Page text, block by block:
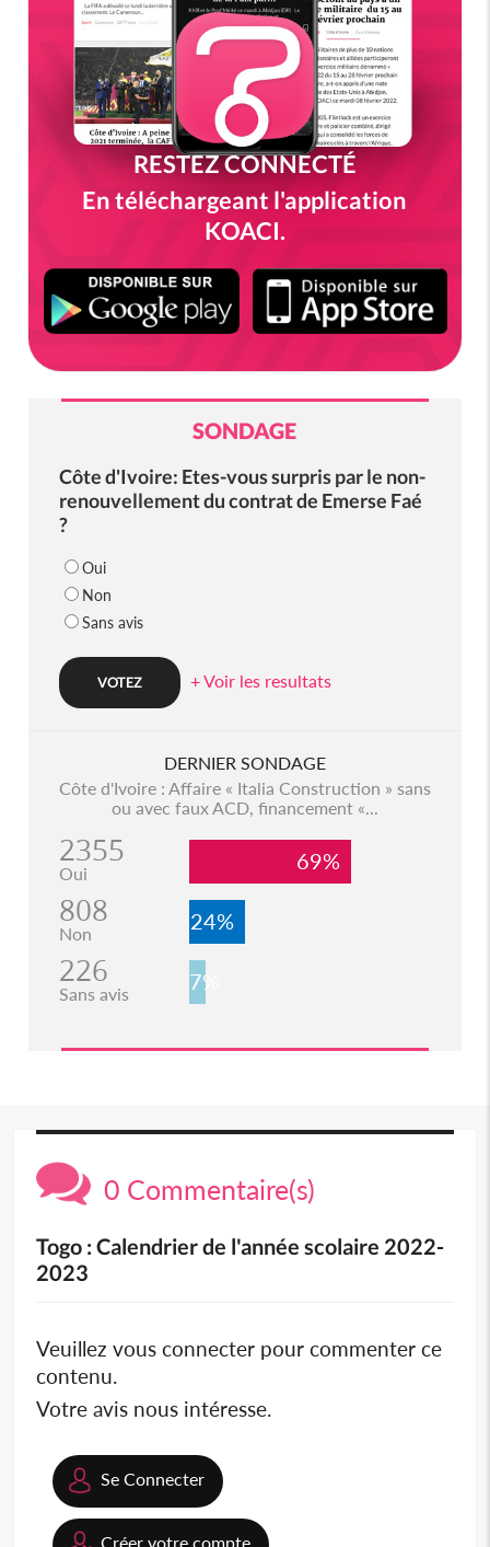
RESTEZ CONNECTÉ
En téléchargeant l'application
KOACI.
SONDAGE
Côte d'Ivoire: Etes-vous surpris par le non-
renouvellement du contrat de Emerse Faé
?
Oui
Non
Sans avis
+ Voir les resultats
DERNIER SONDAGE
Côte d'Ivoire : Affaire « Italia Construction » sans
ou avec faux ACD, financement «...
2355
Oui 69%
808
Non 24%
226
Sans avis 7%
0 Commentaire(s)
Togo : Calendrier de l'année scolaire 2022-
2023
Veuillez vous connecter pour commenter ce
contenu.
Votre avis nous intéresse.
Se Connecter
Créer votre compte